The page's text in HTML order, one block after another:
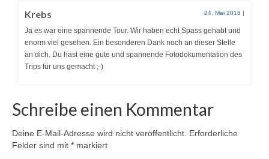
Krebs 24. Mai 2018 |
Ja es war eine spannende Tour. Wir haben echt Spass gehabt und
enorm viel gesehen. Ein besonderen Dank noch an dieser Stelle
an dich. Du hast eine gute und spannende Fotodokumentation des
Trips für uns gemacht ;-)
Schreibe einen Kommentar
Deine E-Mail-Adresse wird nicht veröffentlicht. Erforderliche
Felder sind mit * markiert